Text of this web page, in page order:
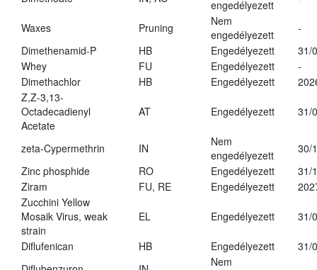
engedélyezett
Waxes Pruning
Nem
engedélyezett
-
Dimethenamid-P
HB Engedélyezett
31/
Whey
FU Engedélyezett
-
Dimethachlor
HB Engedélyezett
Z,Z-3,13-
Octadecadienyl
Acetate
AT Engedélyezett 31/
zeta-Cypermethrin IN
Nem
engedélyezett
30/
Zinc phosphide
RO Engedélyezett
31/
Ziram
FU, RE Engedélyezett
Zucchini Yellow
Mosaik Virus, weak
strain
EL Engedélyezett 31/
Diflufenican HB Engedélyezett
31/
Nem